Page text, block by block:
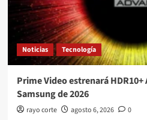
Noticias Tecnología
Prime Video estrenará HDR10+
Samsung de 2026
rayo corte agosto 6, 2026 0